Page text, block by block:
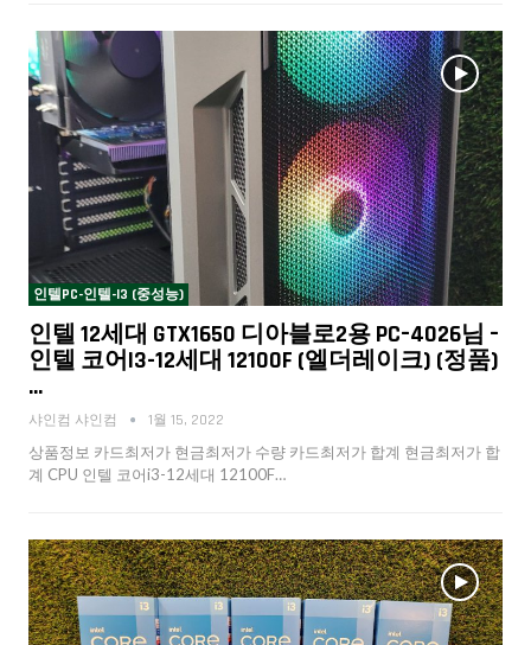
인텔PC-인텔-I3 (중성능)
인텔 12세대 GTX1650 디아블로2용 PC–4026님 –
인텔 코어i3-12세대 12100F (엘더레이크) (정품)
…
샤인컴 샤인컴 1월 15, 2022
상품정보 카드최저가 현금최저가 수량 카드최저가 합계 현금최저가 합
계 CPU 인텔 코어i3-12세대 12100F…